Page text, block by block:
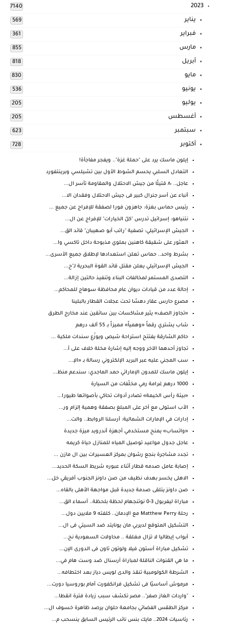
2023
7140
يناير 569
فبراير 361
مارس 855
أبريل 818
مايو 830
يونيو 536
يوليو 205
أغسطس 205
سبتمبر 623
أكتوبر 728
إيلون ماسك يرد على "حملة غزة".. ويفجر مفاجأة!
التعادل السلبي يحسم الشوط الأول بين تشيلسي وبرينتفورد
عاجل.. ٨٠ قتيلًا من جيش الاحتلال والمقاومة تأسر ال...
أنباء عن أسر جنرال كبير فى جيش الاحتلال وفقدان الا...
رئيس حماس بغزة: جاهزون فورا لصفقة للإفراج عن جميع ...
نتنياهو: إسرائيل تدرس "كلّ الخيارات" للإفراج عن ال...
الجيش الإسرائيلي: تصفية "راتب أبو صهيبان" قائد الق...
العثور على شقيقة كاهنين بملوي مذبوحة داخل تاكسي وا...
بشرط واحد.. حماس تعلن استعدادها لإطلاق جميع الأسرى...
الجيش الإسرائيلي يعلن مقتل قائد القوة البحرية لـ"ح...
التصدى المستمر لمخالفات البناء وتنفيذ حالتين إزالة...
إحالة عدد من قيادات ديوان عام محافظة سوهاج للمحاكم...
مصرع حارس عقار دهسًا تحت عجلات القطار بالبلينا
«تجاوز الصف» يثير مشاكسات بين سائقين عند مخارج الطرق
شاب يشتري رقماً «وهمياً» مميزاً بـ 55 ألف درهم
حاكم الشارقة يفتتح استراحة شيص ويوزّع سندات ملكية ...
تجاوز أحدهما الآخر ووجه إليه إشارة مخلة خلاف على أ...
سب المجني عليه عبر البريد الإلكتروني رسالة بـ «الإ...
إيلون ماسك للمدون الإماراتي حمد الماجدي: سندعم منظ...
1000 درهم غرامة رمي مخلّفات من السيارة
«بيئة رأس الخيمة» تصادر أدوات تحاكي بأصواتها طيورا...
الأب استولى مع آخر على المبلغ بصفقة وهمية إلزام ور...
إدارات في الإمارات الشمالية: أرسلنا الروابط.. والت...
«واتساب» يمنح مستخدمي أجهزة أندرويد ميزة جديدة
عاجل جدول مواعيد توصيل المياه للمنازل حياة كريمه
تجدد مشاجرة بنجع رشوان بمركز العسيرات بين ال مازن ...
إصابة عامل صدمه قطار أثناء عبوره شريط السكة الحديد...
الاهلى يخسر بهدف نظيف من صن داونز الجنوب أفريقي خل...
صن داونز يتلقى صدمة جديدة قبل مواجهة الأهلى بالقاه...
مباراة ليفربول 3-0 نوتنجهام لحظة بلحظة.. أسماء الق...
رحلة Matthew Perry مع الإدمان.. كلفته 9 ملايين دول...
التشكيل المتوقع لديربي مان يونايتد ضد السيتي فى ال...
أبواب إيطاليا لا تزال مغلقة .. محاولات السعودية نح...
تشكيل مباراة أستون فيلا ولوتون تاون فى الدورى الإن...
ما هي القنوات الناقلة لمباراة آرسنال ضد وست هام في...
الشرطة الكولومبية تنقذ والدى لويس دياز بعد اختطافه...
مرموش أساسيًا فى تشكيل فرانكفورت أمام بوروسيا دورت...
"واردات الغاز صفر".. مصر تكشف سبب زيادة فترة انقطا...
مركز الطقس الفضائي بجامعة حلوان يرصد ظاهرة خسوف ال...
رئاسيات 2024.. مايك بنس نائب الرئيس السابق ينسحب م...